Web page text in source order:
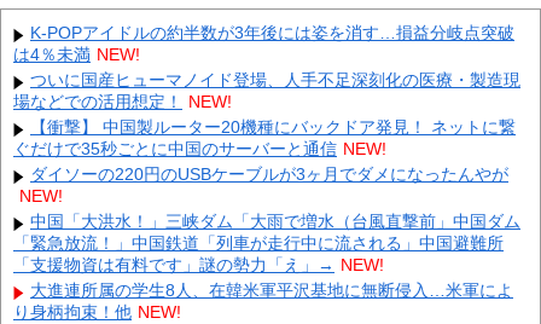
英国人「日本代表で一番好き」上田綺世、プレミア移籍が浮上！
現地サポが大興奮！獲得を望む声が殺到！【海外の反応】 NEW!
【画像】 『金田一少年の事件簿』で好きな死体ランキング１位が
こちら！ NEW!
【最新画像】 元バレー代表・狩野舞子(38)の現在がいくらなんで
も即ハボすぎる！ NEW!
専門家「日本車はダサい、見てて恥ずかしい」
【ネタバレ】 ワンピース、ルフィ絶体絶命の超展開ｗｗｗｗｗｗ
ｗｗｗｗｗｗｗｗｗｗｗｗｗｗｗｗｗｗｗｗｗｗｗｗｗｗｗｗｗ
ｗ... NEW!
【速報】 専門家「イオンモール熊本の爆心地に”こんなもの”があ
ったんだけど…」 NEW!
Powered by livedoor 相互RSS
K-POPアイドルの約半数が3年後には姿を消す…損益分岐点突破
は4％未満 NEW!
ついに国産ヒューマノイド登場、人手不足深刻化の医療・製造現
場などでの活用想定！
NEW!
【衝撃】 中国製ルーター20機種にバックドア発見！ ネットに繋
ぐだけで35秒ごとに中国のサーバーと通信 NEW!
ダイソーの220円のUSBケーブルが3ヶ月でダメになったんやが
NEW!
中国「大洪水！」三峡ダム「大雨で増水（台風直撃前」中国ダム
「緊急放流！」中国鉄道「列車が走行中に流される」中国避難所
「支援物資は有料です」謎の勢力「え」→ NEW!
大進連所属の学生8人、在韓米軍平沢基地に無断侵入…米軍によ
り身柄拘束！他 NEW!